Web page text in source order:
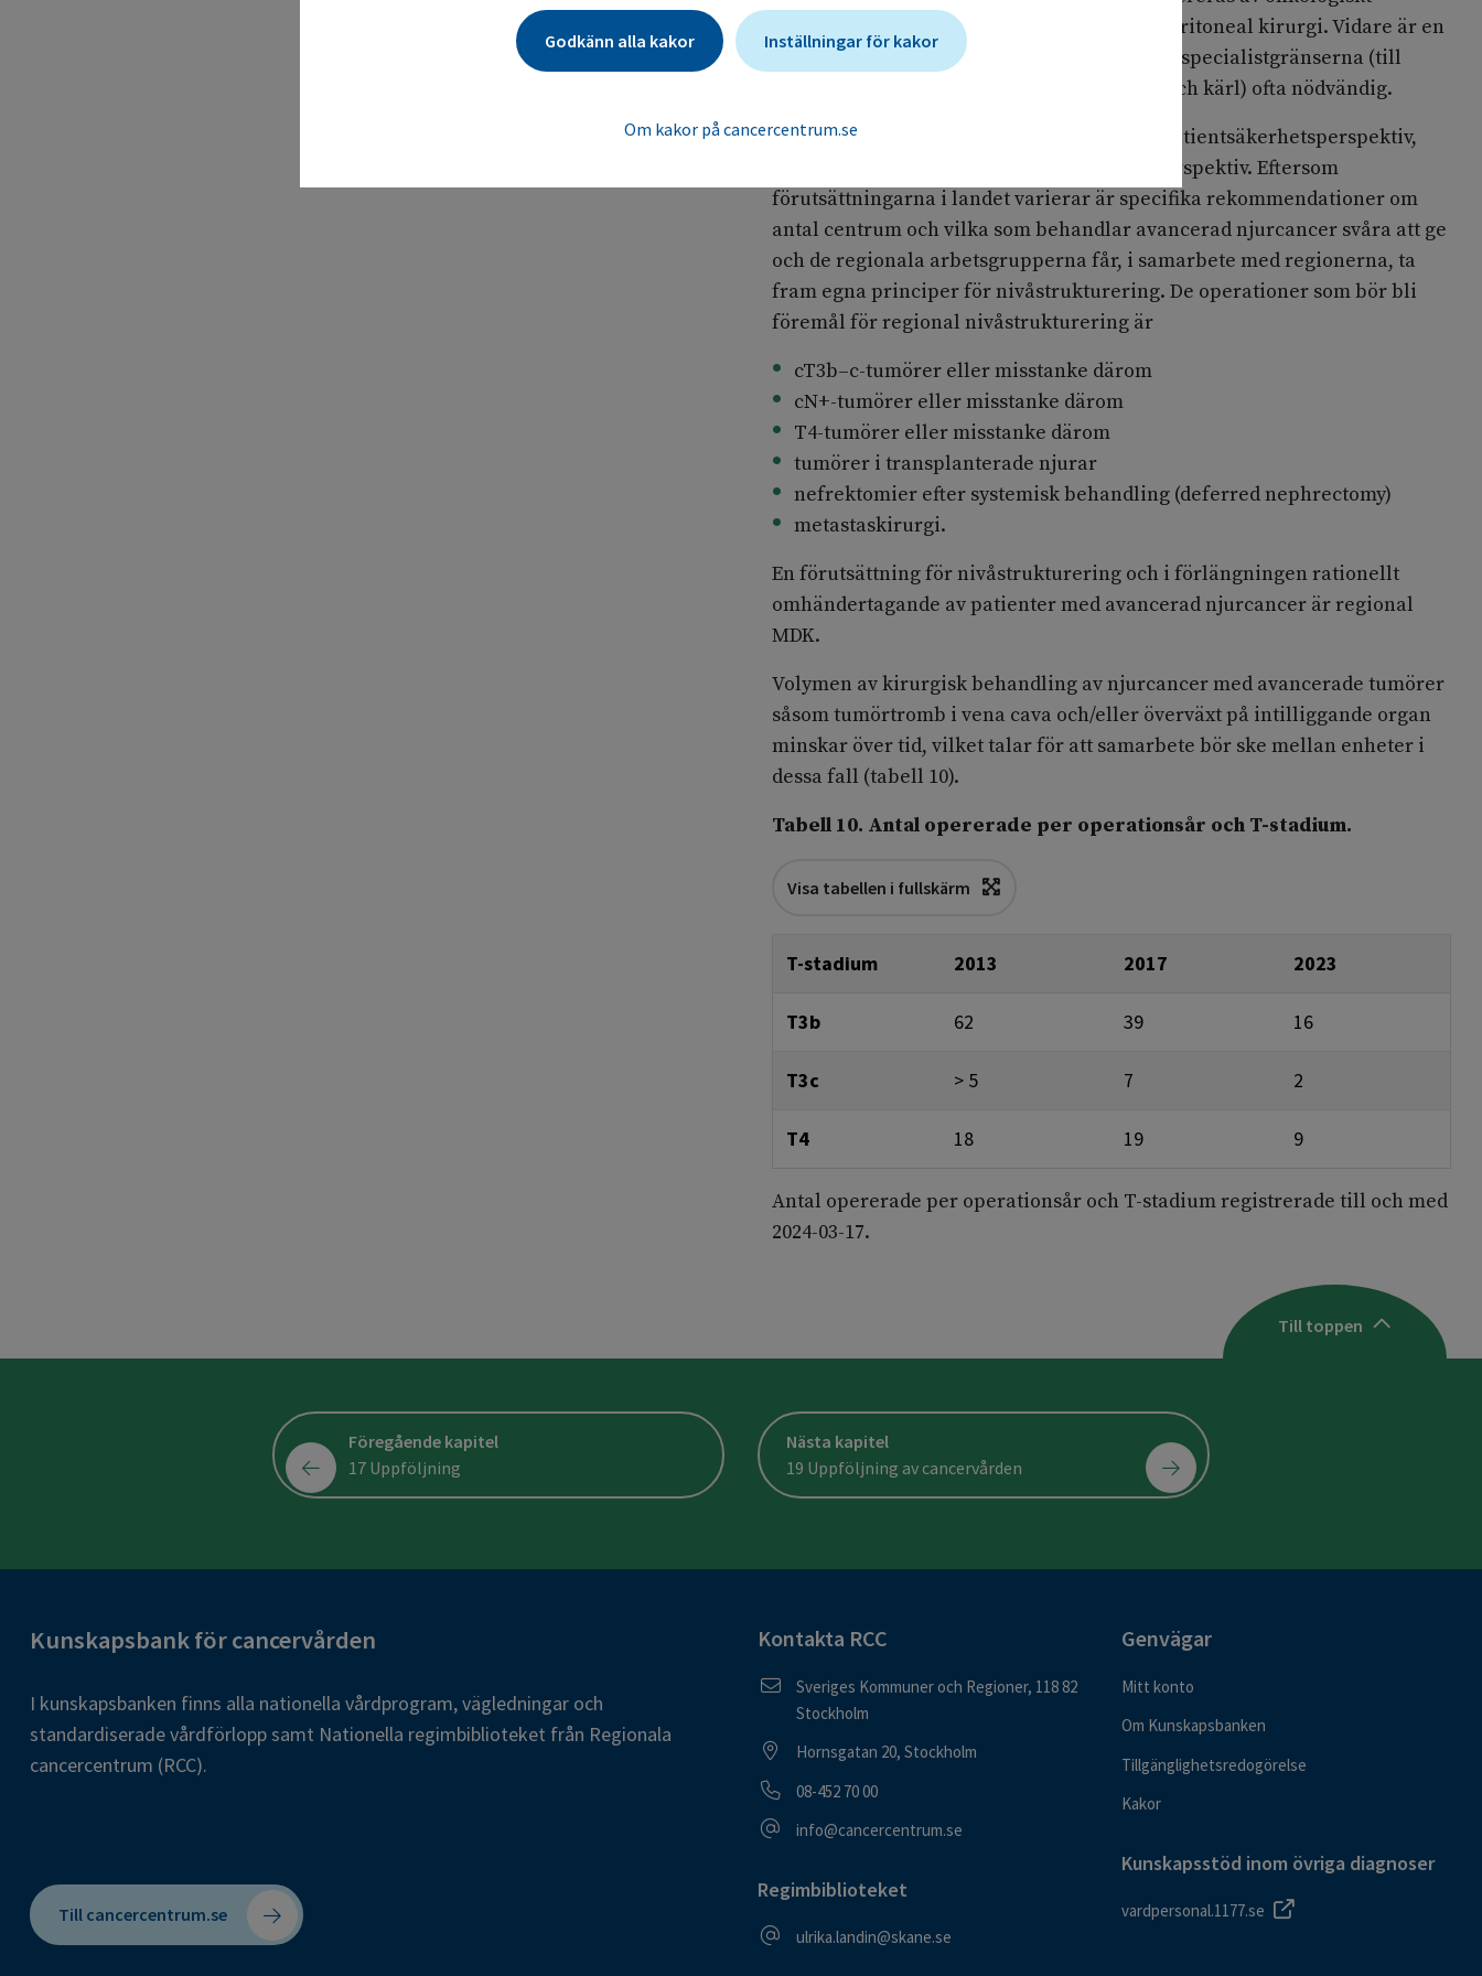
inriktade urologer med stor vana vid retroperitoneal kirurgi. Vidare är en
multidisciplinär ansats med samarbete över specialistgränserna (till
exempel kolorektal, transplantation, torax och kärl) ofta nödvändig.
Nivåstrukturering behövs, inte bara ur ett patientsäkerhetsperspektiv,
men också ur ett kunskapskonsolideringsperspektiv. Eftersom
förutsättningarna i landet varierar är specifika rekommendationer om
antal centrum och vilka som behandlar avancerad njurcancer svåra att ge
och de regionala arbetsgrupperna får, i samarbete med regionerna, ta
fram egna principer för nivåstrukturering. De operationer som bör bli
föremål för regional nivåstrukturering är
cT3b–c-tumörer eller misstanke därom
cN+-tumörer eller misstanke därom
T4-tumörer eller misstanke därom
tumörer i transplanterade njurar
nefrektomier efter systemisk behandling (deferred nephrectomy)
metastaskirurgi.
En förutsättning för nivåstrukturering och i förlängningen rationellt
omhändertagande av patienter med avancerad njurcancer är regional
MDK.
Volymen av kirurgisk behandling av njurcancer med avancerade tumörer
såsom tumörtromb i vena cava och/eller överväxt på intilliggande organ
minskar över tid, vilket talar för att samarbete bör ske mellan enheter i
dessa fall (tabell 10).
Tabell 10. Antal opererade per operationsår och T-stadium.
Visa tabellen i fullskärm
T-stadium 2013 2017 2023
T3b 62 39 16
T3c > 5 7 2
T4 18 19 9
Antal opererade per operationsår och T-stadium registrerade till och med
2024-03-17.
Till toppen
Föregående kapitel
17 Uppföljning
Nästa kapitel
19 Uppföljning av cancervården
Godkänn alla kakor Inställningar för kakor
Om kakor på cancercentrum.se
Kunskapsbank för cancervården
I kunskapsbanken finns alla nationella vårdprogram, vägledningar och
standardiserade vårdförlopp samt Nationella regimbiblioteket från Regionala
cancercentrum (RCC).
Till cancercentrum.se
Kontakta RCC
Postadress
Sveriges Kommuner och Regioner, 118 82
Stockholm
Besöksadress
Hornsgatan 20, Stockholm
Telefonnummer
08-452 70 00
E-postadress
info@cancercentrum.se
Regimbiblioteket
E-postadress
ulrika.landin@skane.se
Genvägar
Mitt konto
Om Kunskapsbanken
Tillgänglighetsredogörelse
Kakor
Kunskapsstöd inom övriga diagnoser
vardpersonal.1177.se